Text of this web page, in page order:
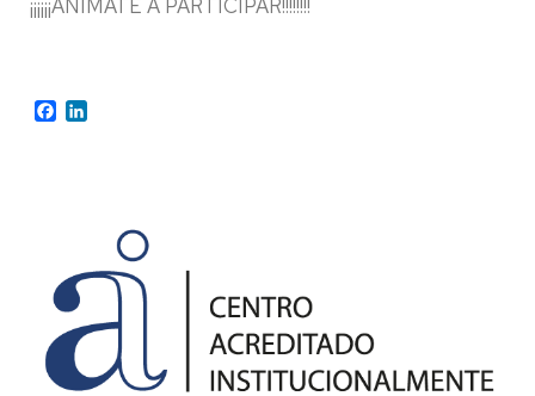
¡¡¡¡¡¡ANÍMATE A PARTICIPAR!!!!!!!!
Facebook